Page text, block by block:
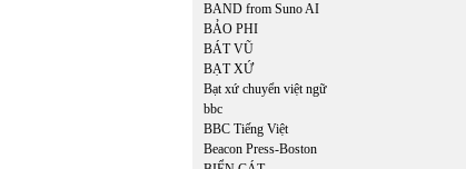
BAND from Suno AI
BẢO PHI
BÁT VŨ
BẠT XỨ
Bạt xứ chuyển việt ngữ
bbc
BBC Tiếng Việt
Beacon Press-Boston